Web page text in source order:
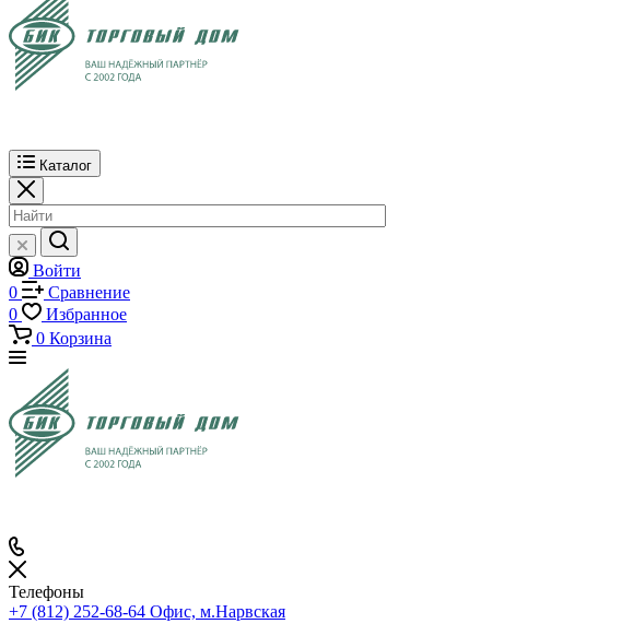
Каталог
Войти
0
Сравнение
0
Избранное
0 Корзина
Телефоны
+7 (812) 252-68-64 Офис, м.Нарвская